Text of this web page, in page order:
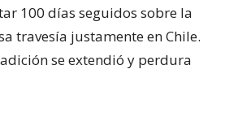
100 días seguidos sobre la
travesía justamente en Chile.
se extendió y perdura